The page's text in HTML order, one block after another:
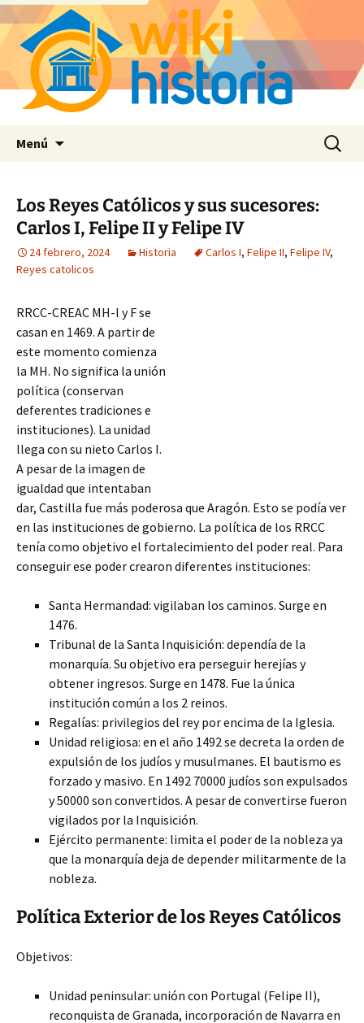
Menú Buscar:
Los Reyes Católicos y sus sucesores:
Carlos I, Felipe II y Felipe IV
24 febrero, 2024 Historia Carlos I, Felipe II, Felipe IV,
Reyes catolicos
RRCC-CREAC MH-I y F se
casan en 1469. A partir de
este momento comienza
la MH. No significa la unión
política (conservan
deferentes tradiciones e
instituciones). La unidad
llega con su nieto Carlos I.
A pesar de la imagen de
igualdad que intentaban
dar, Castilla fue más poderosa que Aragón. Esto se podía ver
en las instituciones de gobierno. La política de los RRCC
tenía como objetivo el fortalecimiento del poder real. Para
conseguir ese poder crearon diferentes instituciones:
Santa Hermandad: vigilaban los caminos. Surge en
1476.
Tribunal de la Santa Inquisición: dependía de la
monarquía. Su objetivo era perseguir herejías y
obtener ingresos. Surge en 1478. Fue la única
institución común a los 2 reinos.
Regalías: privilegios del rey por encima de la Iglesia.
Unidad religiosa: en el año 1492 se decreta la orden de
expulsión de los judíos y musulmanes. El bautismo es
forzado y masivo. En 1492 70000 judíos son expulsados
y 50000 son convertidos. A pesar de convertirse fueron
vigilados por la Inquisición.
Ejército permanente: limita el poder de la nobleza ya
que la monarquía deja de depender militarmente de la
nobleza.
Política Exterior de los Reyes Católicos
Objetivos:
Unidad peninsular: unión con Portugal (Felipe II),
reconquista de Granada, incorporación de Navarra en